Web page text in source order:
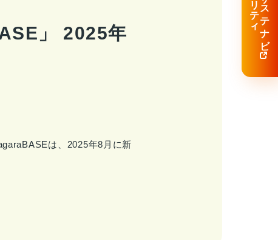
」 2025年
は、2025年8月に新
・サ
ス
テ
ナ
ビ
リテ
ィ